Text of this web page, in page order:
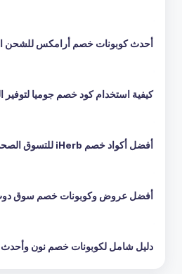
أحدث كوبونات خصم أرامكس للشحن
كيفية استخدام كود خصم جوميا لتوفير
أفضل أكواد خصم iHerb للتسوق الصحي
أفضل عروض وكوبونات خصم سوق
دليل شامل لكوبونات خصم نون